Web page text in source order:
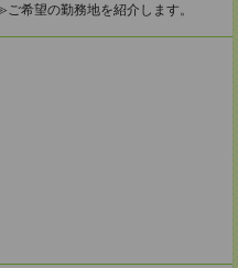
希望の勤務地を紹介します。